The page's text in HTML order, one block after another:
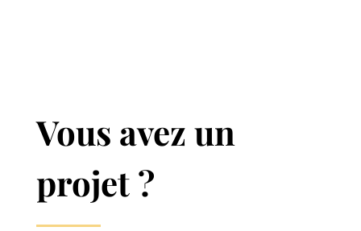
Vous avez un
projet ?